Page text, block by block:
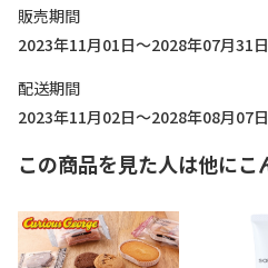
販売期間
2023年11月01日～2028年07月31日
配送期間
2023年11月02日～2028年08月07日
この商品を見た人は他に